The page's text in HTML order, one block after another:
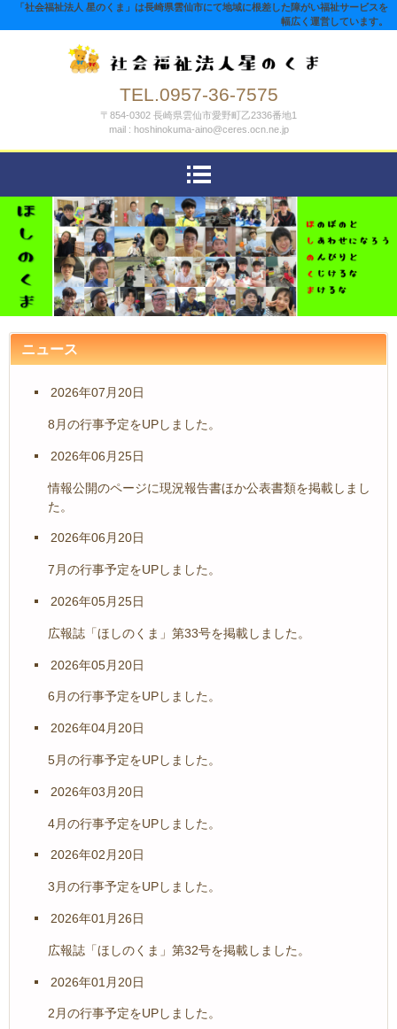
「社会福祉法人 星のくま」は長崎県雲仙市にて地域に根差した障がい福祉サービスを
幅広く運営しています。
TEL.0957-36-7575
〒854-0302 長崎県雲仙市愛野町乙2336番地1
mail : hoshinokuma-aino@ceres.ocn.ne.jp
ニュース
2026年07月20日
8月の行事予定をUPしました。
2026年06月25日
情報公開のページに現況報告書ほか公表書類を掲載しまし
た。
2026年06月20日
7月の行事予定をUPしました。
2026年05月25日
広報誌「ほしのくま」第33号を掲載しました。
2026年05月20日
6月の行事予定をUPしました。
2026年04月20日
5月の行事予定をUPしました。
2026年03月20日
4月の行事予定をUPしました。
2026年02月20日
3月の行事予定をUPしました。
2026年01月26日
広報誌「ほしのくま」第32号を掲載しました。
2026年01月20日
2月の行事予定をUPしました。